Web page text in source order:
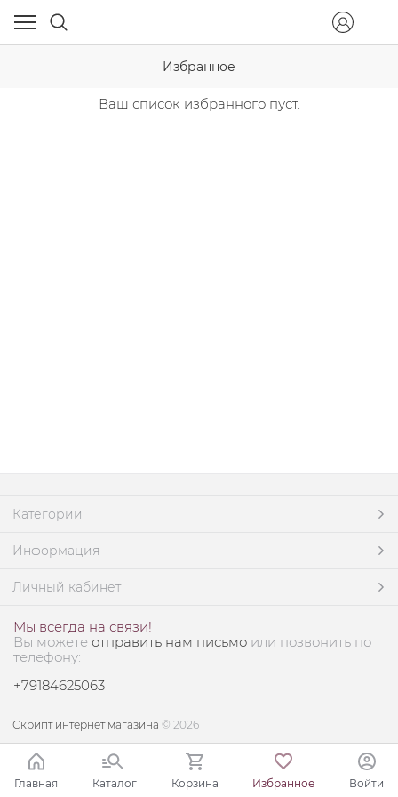
Избранное
Ваш список избранного пуст.
Категории
Информация
Личный кабинет
Мы всегда на связи!
Вы можете отправить нам письмо или позвонить по
телефону:
+79184625063
Скрипт интернет магазина © 2026
Главная Каталог Корзина Избранное Войти